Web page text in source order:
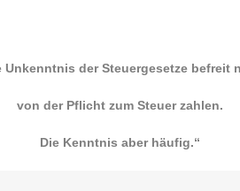
Unkenntnis der Steuergesetze befreit
von der Pflicht zum Steuer zahlen.
Die Kenntnis aber häufig.“